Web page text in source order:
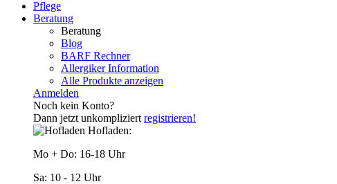
Pflege
Beratung
Beratung
Blog
BARF Rechner
Allergiker Information
Alle Produkte anzeigen
Anmelden
Noch kein Konto?
Dann jetzt unkompliziert registrieren!
Hofladen:
Mo + Do: 16-18 Uhr
Sa: 10 - 12 Uhr